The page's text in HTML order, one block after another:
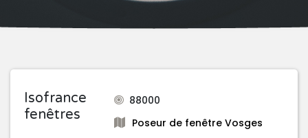
Isofrance
fenêtres
88000
Poseur de fenêtre Vosges